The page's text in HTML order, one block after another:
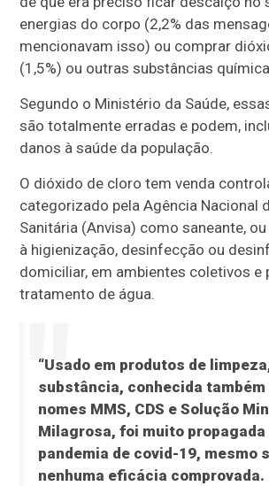
energias do corpo (2,2% das
mencionavam isso) ou comprar
(1,5%) ou outras substâncias
Segundo o Ministério da Saúde,
são totalmente erradas e podem,
danos à saúde da população.
O dióxido de cloro tem venda
categorizado pela Agência Nacional
Sanitária (Anvisa) como saneante,
à higienização, desinfecção ou
domiciliar, em ambientes coletivos e
tratamento de água.
“Usado em produtos de
substância, conhecida também
nomes MMS, CDS e Solução
Milagrosa, foi muito propagada
pandemia de covid-19, mesmo
nenhuma eficácia comprovada.